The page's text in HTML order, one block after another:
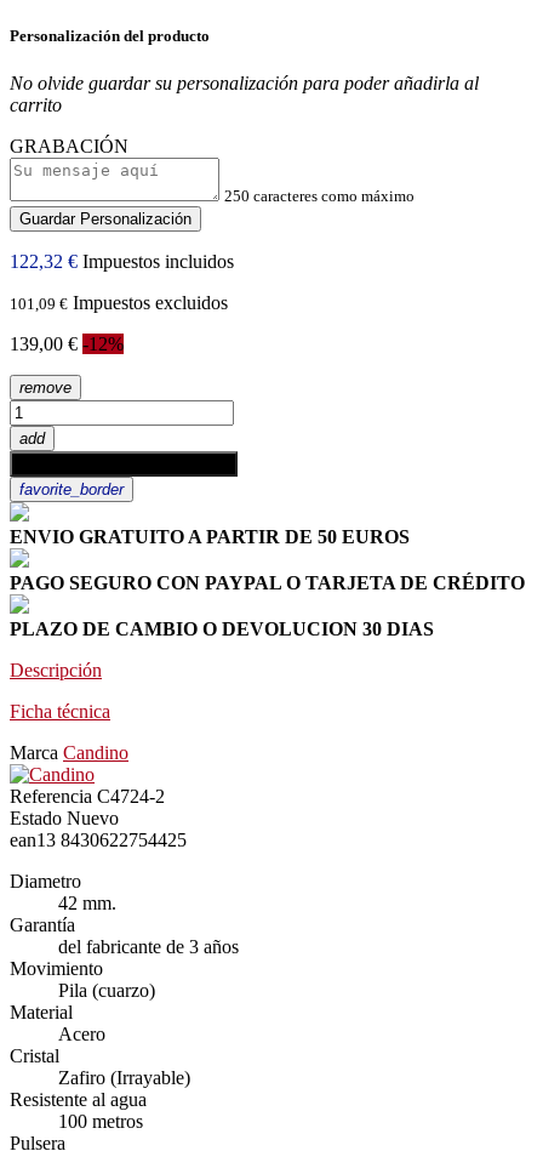
Personalización del producto
No olvide guardar su personalización para poder añadirla al
carrito
GRABACIÓN
250 caracteres como máximo
Guardar Personalización
122,32 € Impuestos incluidos
101,09 € Impuestos excluidos
139,00 € -12%
remove
add
favorite_border
ENVIO GRATUITO A PARTIR DE 50 EUROS
PAGO SEGURO CON PAYPAL O TARJETA DE CRÉDITO
PLAZO DE CAMBIO O DEVOLUCION 30 DIAS
Descripción
Ficha técnica
Marca Candino
Referencia C4724-2
Estado Nuevo
ean13 8430622754425
Diametro
42 mm.
Garantía
del fabricante de 3 años
Movimiento
Pila (cuarzo)
Material
Acero
Cristal
Zafiro (Irrayable)
Resistente al agua
100 metros
Pulsera